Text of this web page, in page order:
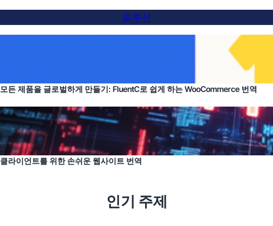
솔루션
모든 제품을 글로벌하게 만들기: FluentC로 쉽게 하는 WooCommerce 번역
클라이언트를 위한 손쉬운 웹사이트 번역
인기 주제